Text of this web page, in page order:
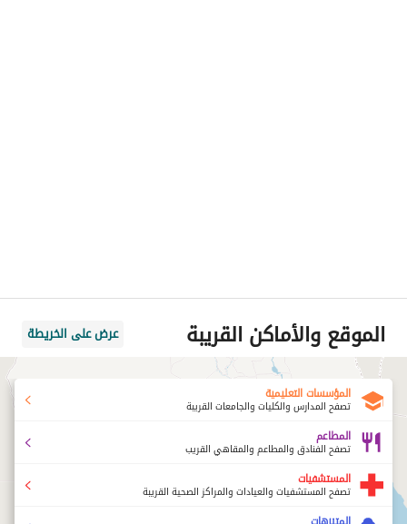
الموقع والأماكن القريبة عرض على الخريطة
المؤسسات التعليمية
تصفح المدارس والكليات والجامعات القريبة
المطاعم
تصفح الفنادق والمطاعم والمقاهي القريب
المستشفيات
تصفح المستشفيات والعيادات والمراكز الصحية القريبة